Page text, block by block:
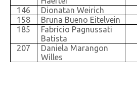
146
Dionatan Weirich
158
Bruna Bueno Eitelvein
185
Fabrício Pagnussati
Batista
207
Daniela Marangon
Willes